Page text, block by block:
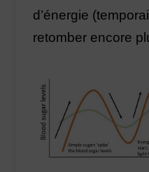
d’énergie
retomber encore